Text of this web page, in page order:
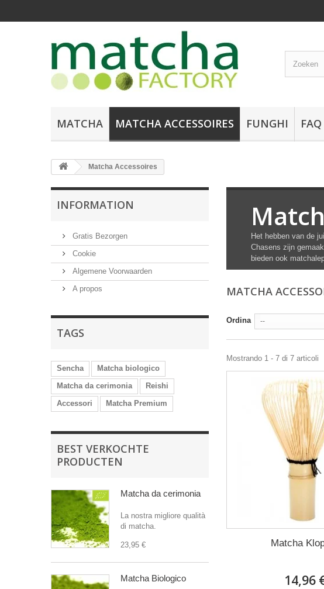
MATCHA MATCHA ACCESSOIRES FUNGHI FAQ
Matcha Accessoires
INFORMATION
Gratis Bezorgen
Cookie
Algemene Voorwaarden
A propos
TAGS
Sencha
Matcha biologico
Matcha da cerimonia
Reishi
Accessori
Matcha Premium
BEST VERKOCHTE
PRODUCTEN
Matcha da cerimonia
La nostra migliore qualità
di matcha.
23,95 €
Matcha Biologico
Het hebben van de
Chasens zijn
bieden ook
MATCHA
Ordina --
Mostrando 1 - 7 di 7 articoli
Matcha
14,96